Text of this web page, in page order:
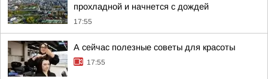
прохладной и начнется с дождей
17:55
А сейчас полезные советы для красоты
17:55